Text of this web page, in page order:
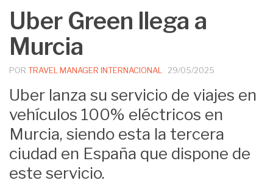
Uber Green llega a
Murcia
POR TRAVEL MANAGER INTERNACIONAL · 29/05/2025
Uber lanza su servicio de viajes en
vehículos 100% eléctricos en
Murcia, siendo esta la tercera
ciudad en España que dispone de
este servicio.